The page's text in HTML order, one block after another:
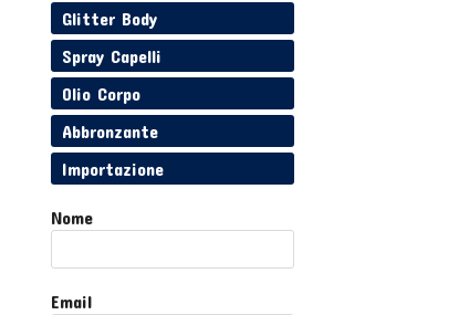
Glitter Body
Spray Capelli
Olio Corpo
Abbronzante
Importazione
Nome
Email